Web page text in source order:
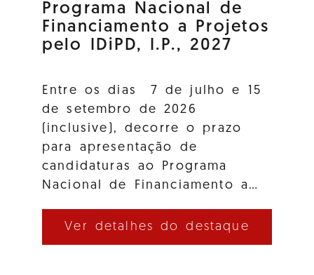
Programa Nacional de
Financiamento a Projetos
pelo IDiPD, I.P., 2027
Entre os dias 7 de julho e 15
de setembro de 2026
(inclusive), decorre o prazo
para apresentação de
candidaturas ao Programa
Nacional de Financiamento a…
Ver detalhes do destaque